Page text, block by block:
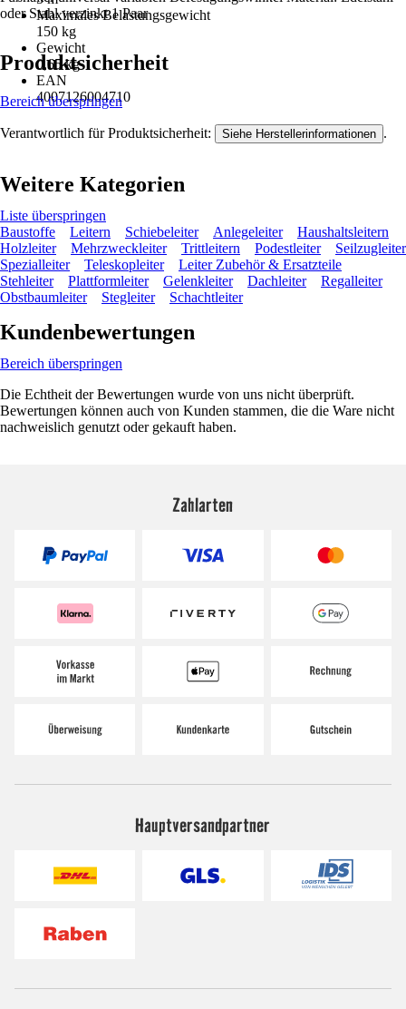
Maximales Belastungsgewicht
150 kg
Gewicht
0,65 kg
EAN
4007126004710
oder Stahl verzinkt 1 Paar
Produktsicherheit
Bereich überspringen
Verantwortlich für Produktsicherheit: Siehe Herstellerinformationen .
Weitere Kategorien
Liste überspringen
Baustoffe
Leitern Schiebeleiter Anlegeleiter
Haushaltsleitern
Holzleiter
Mehrzweckleiter Trittleitern Podestleiter
Seilzugleiter
Spezialleiter
Teleskopleiter
Leiter Zubehör & Ersatzteile
Stehleiter
Plattformleiter Gelenkleiter Dachleiter
Regalleiter
Obstbaumleiter
Stegleiter Schachtleiter
Kundenbewertungen
Bereich überspringen
Die Echtheit der Bewertungen wurde von uns nicht überprüft.
Bewertungen können auch von Kunden stammen, die die Ware nicht
nachweislich genutzt oder gekauft haben.
Zahlarten
Hauptversandpartner